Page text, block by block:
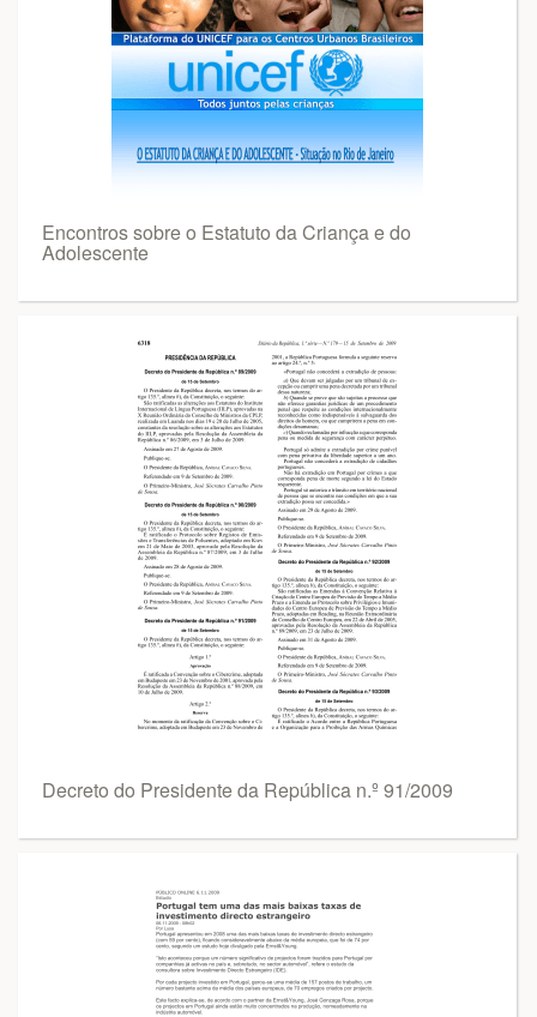
Encontros sobre o Estatuto da Criança e do
Adolescente
Decreto do Presidente da República n.º 91/2009